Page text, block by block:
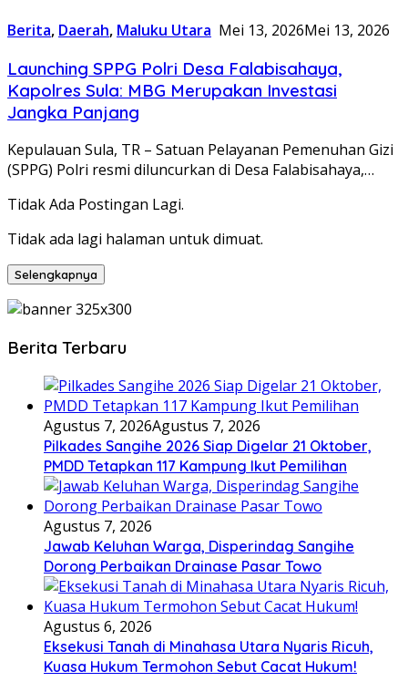
Berita, Daerah, Maluku Utara Mei 13, 2026Mei 13, 2026
Launching SPPG Polri Desa Falabisahaya,
Kapolres Sula: MBG Merupakan Investasi
Jangka Panjang
Kepulauan Sula, TR – Satuan Pelayanan Pemenuhan Gizi
(SPPG) Polri resmi diluncurkan di Desa Falabisahaya,…
Tidak Ada Postingan Lagi.
Tidak ada lagi halaman untuk dimuat.
Selengkapnya
Berita Terbaru
Agustus 7, 2026Agustus 7, 2026
Pilkades Sangihe 2026 Siap Digelar 21 Oktober,
PMDD Tetapkan 117 Kampung Ikut Pemilihan
Agustus 7, 2026
Jawab Keluhan Warga, Disperindag Sangihe
Dorong Perbaikan Drainase Pasar Towo
Agustus 6, 2026
Eksekusi Tanah di Minahasa Utara Nyaris Ricuh,
Kuasa Hukum Termohon Sebut Cacat Hukum!